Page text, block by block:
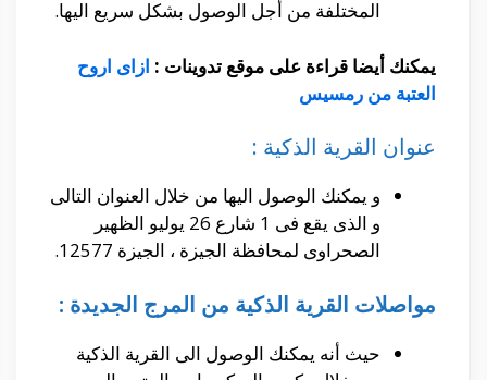
المختلفة من أجل الوصول بشكل سريع اليها.
يمكنك أيضا قراءة على موقع تدوينات : ازاى اروح
العتبة من رمسيس
عنوان القرية الذكية :
و يمكنك الوصول اليها من خلال العنوان التالى
و الذى يقع فى 1 شارع 26 يوليو الظهير
الصحراوى لمحافظة الجيزة ، الجيزة 12577.
مواصلات القرية الذكية من المرج الجديدة :
حيث أنه يمكنك الوصول الى القرية الذكية